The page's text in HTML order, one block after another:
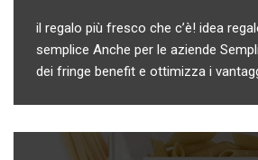
il regalo più fresco che c’è! idea
semplice Anche per le aziende
dei fringe benefit e ottimizza i